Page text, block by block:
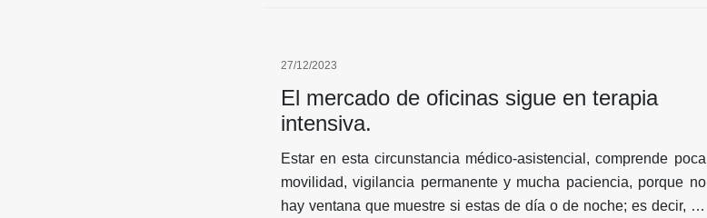
27/12/2023
El mercado de oficinas sigue en terapia
intensiva.
Estar en esta circunstancia médico-asistencial, comprende poca
movilidad, vigilancia permanente y mucha paciencia, porque no
hay ventana que muestre si estas de día o de noche; es decir, es